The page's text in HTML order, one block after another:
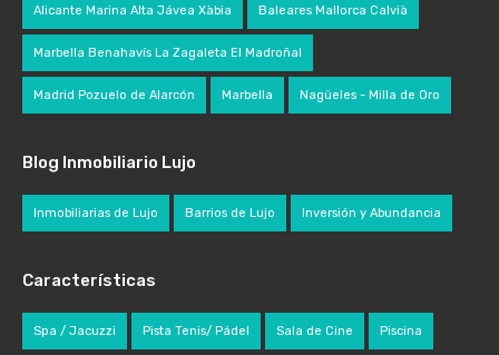
Alicante Marina Alta Jávea Xàbia Baleares Mallorca Calvià
Marbella Benahavís La Zagaleta El Madroñal
Madrid Pozuelo de Alarcón Marbella Nagüeles - Milla de Oro
Blog Inmobiliario Lujo
Inmobiliarias de Lujo Barrios de Lujo Inversión y Abundancia
Características
Spa / Jacuzzi Pista Tenis/ Pádel Sala de Cine Piscina